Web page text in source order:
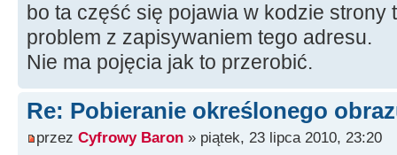
bo ta część się pojawia w kodzie strony
problem z zapisywaniem tego adresu.
Nie ma pojęcia jak to przerobić.
Re: Pobieranie określonego
przez Cyfrowy Baron » piątek, 23 lipca 2010, 23:20